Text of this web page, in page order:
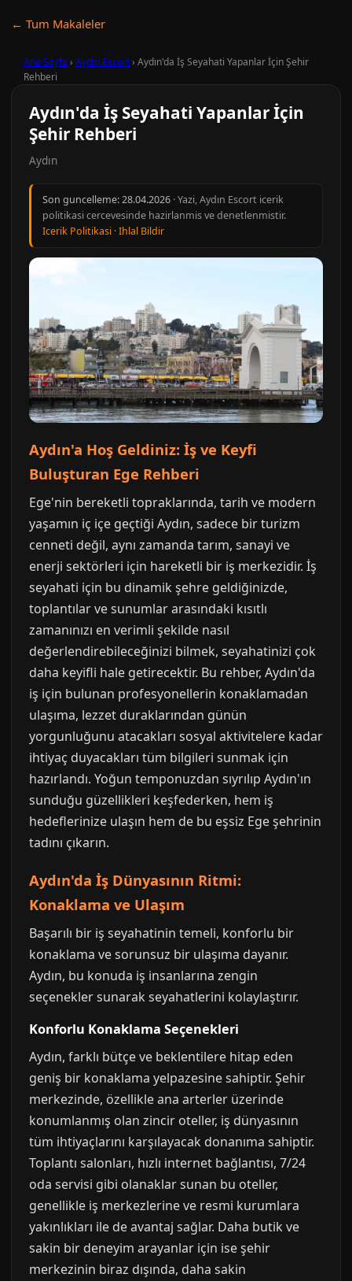
← Tum Makaleler
Ana Sayfa › Aydın Escort› Aydın'da İş Seyahati Yapanlar İçin Şehir
Rehberi
Aydın'da İş Seyahati Yapanlar İçin
Şehir Rehberi
Aydın
Son guncelleme:28.04.2026 · Yazi, Aydın Escort icerik
politikasi cercevesinde hazirlanmis ve denetlenmistir.
Icerik Politikasi ·Ihlal Bildir
Aydın'a Hoş Geldiniz: İş ve Keyfi
Buluşturan Ege Rehberi
Ege'nin bereketli topraklarında, tarih ve modern
yaşamın iç içe geçtiği Aydın, sadece bir turizm
cenneti değil, aynı zamanda tarım, sanayi ve
enerji sektörleri için hareketli bir iş merkezidir. İş
seyahati için bu dinamik şehre geldiğinizde,
toplantılar ve sunumlar arasındaki kısıtlı
zamanınızı en verimli şekilde nasıl
değerlendirebileceğinizi bilmek, seyahatinizi çok
daha keyifli hale getirecektir. Bu rehber, Aydın'da
iş için bulunan profesyonellerin konaklamadan
ulaşıma, lezzet duraklarından günün
yorgunluğunu atacakları sosyal aktivitelere kadar
ihtiyaç duyacakları tüm bilgileri sunmak için
hazırlandı. Yoğun temponuzdan sıyrılıp Aydın'ın
sunduğu güzellikleri keşfederken, hem iş
hedeflerinize ulaşın hem de bu eşsiz Ege şehrinin
tadını çıkarın.
Aydın'da İş Dünyasının Ritmi:
Konaklama ve Ulaşım
Başarılı bir iş seyahatinin temeli, konforlu bir
konaklama ve sorunsuz bir ulaşıma dayanır.
Aydın, bu konuda iş insanlarına zengin
seçenekler sunarak seyahatlerini kolaylaştırır.
Konforlu Konaklama Seçenekleri
Aydın, farklı bütçe ve beklentilere hitap eden
geniş bir konaklama yelpazesine sahiptir. Şehir
merkezinde, özellikle ana arterler üzerinde
konumlanmış olan zincir oteller, iş dünyasının
tüm ihtiyaçlarını karşılayacak donanıma sahiptir.
Toplantı salonları, hızlı internet bağlantısı, 7/24
oda servisi gibi olanaklar sunan bu oteller,
genellikle iş merkezlerine ve resmi kurumlara
yakınlıkları ile de avantaj sağlar. Daha butik ve
sakin bir deneyim arayanlar için ise şehir
merkezinin biraz dışında, daha sakin